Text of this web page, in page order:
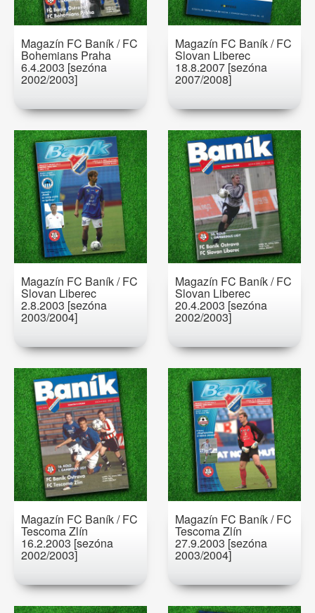
Magazín FC Baník / FC
Bohemians Praha
6.4.2003 [sezóna
2002/2003]
Magazín FC Baník / FC
Slovan Liberec
18.8.2007 [sezóna
2007/2008]
Magazín FC Baník / FC
Slovan Liberec
2.8.2003 [sezóna
2003/2004]
Magazín FC Baník / FC
Slovan Liberec
20.4.2003 [sezóna
2002/2003]
Magazín FC Baník / FC
Tescoma Zlín
16.2.2003 [sezóna
2002/2003]
Magazín FC Baník / FC
Tescoma Zlín
27.9.2003 [sezóna
2003/2004]